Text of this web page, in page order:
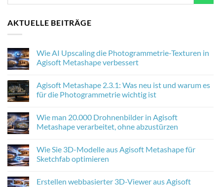
AKTUELLE BEITRÄGE
Wie AI Upscaling die Photogrammetrie-Texturen in
Agisoft Metashape verbessert
on
Wie
AI
Photogrammetrie-
Texturen
in
verbessert
Agisoft Metashape 2.3.1: Was neu ist und warum es
für die Photogrammetrie wichtig ist
on
Agisoft
Metashape
neu
ist
und
für
Wie man 20.000 Drohnenbilder in Agisoft
Metashape verarbeitet, ohne abzustürzen
on
Wie
man
in
Wie Sie 3D-Modelle aus Agisoft Metashape für
Sketchfab optimieren
on
Erstellen webbasierter 3D-Viewer aus Agisoft